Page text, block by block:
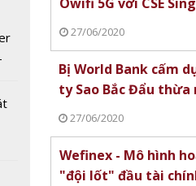
27/06/2020
Bị World Bank cấm
ty Sao Bắc Đẩu thừa
27/06/2020
Wefinex - Mô hình
"đội lốt" đầu tài